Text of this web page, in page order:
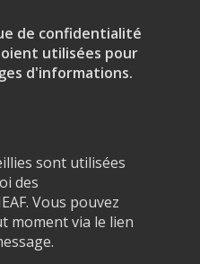
de confidentialité
utilisées pour
d'informations.
sont utilisées
des
Vous pouvez
moment via le lien